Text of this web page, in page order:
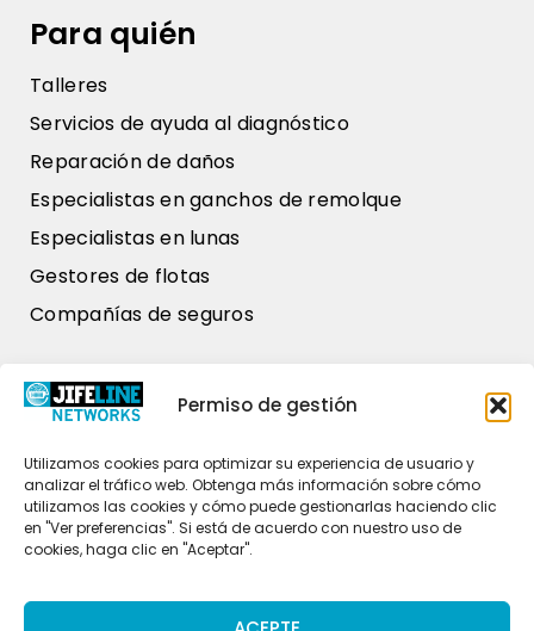
Permiso de gestión
Utilizamos cookies para optimizar su experiencia de usuario y
analizar el tráfico web. Obtenga más información sobre cómo
utilizamos las cookies y cómo puede gestionarlas haciendo clic
en "Ver preferencias". Si está de acuerdo con nuestro uso de
cookies, haga clic en "Aceptar".
Para quién
Talleres
Servicios de ayuda al diagnóstico
Reparación de daños
Especialistas en ganchos de remolque
Especialistas en lunas
Gestores de flotas
Compañías de seguros
Nuestros datos
4251 LT Werkendam
+31 (0)85 486 37 26
commercial@jifeline.com